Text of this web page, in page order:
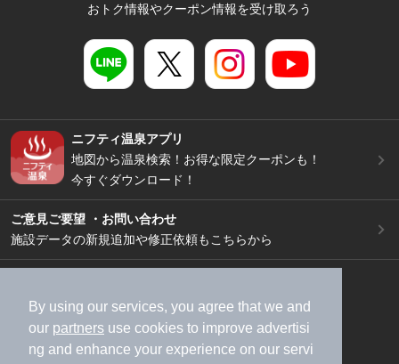
By using our services, you agree that we and
our partners use cookies to improve advertisi
ng and enhance your experience on our servi
おトク情報やクーポン情報を受け取ろう
ニフティ温泉アプリ
地図から温泉検索！お得な限定クーポンも！
今すぐダウンロード！
ご意見ご要望 ・お問い合わせ
施設データの新規追加や修正依頼もこちらから
加盟店募集（資料請求）
広告出稿のご案内
利用規約
ライフスタイルMEMBERS+規約
特定商取引法に基づく表記
ヘルプ 採用情報